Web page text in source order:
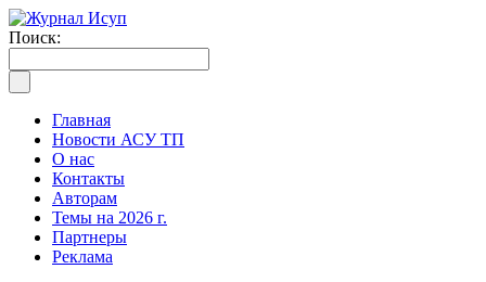
Поиск:
Главная
Новости АСУ ТП
О нас
Контакты
Авторам
Темы на 2026 г.
Партнеры
Реклама